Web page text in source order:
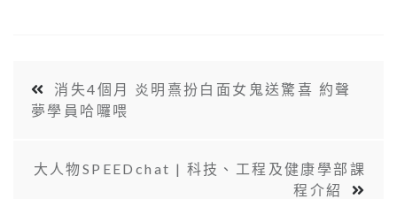
消失4個月 炎明熹扮白面女鬼送驚喜 約聲
夢學員哈囉喂
大人物SPEEDchat | 科技、工程及健康學部課
程介紹